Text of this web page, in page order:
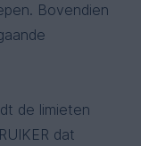
Bovendien
de limieten
dat